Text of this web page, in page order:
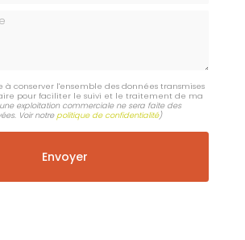
à conserver l'ensemble des données transmises
pour faciliter le suivi et le traitement de ma
exploitation commerciale ne sera faite des
Voir notrepolitique de confidentialité)